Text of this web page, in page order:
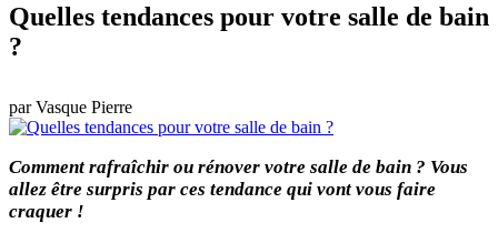
Quelles tendances pour votre salle de bain
?
par Vasque Pierre
Comment rafraîchir ou rénover votre salle de bain ? Vous
allez être surpris par ces tendance qui vont vous faire
craquer !